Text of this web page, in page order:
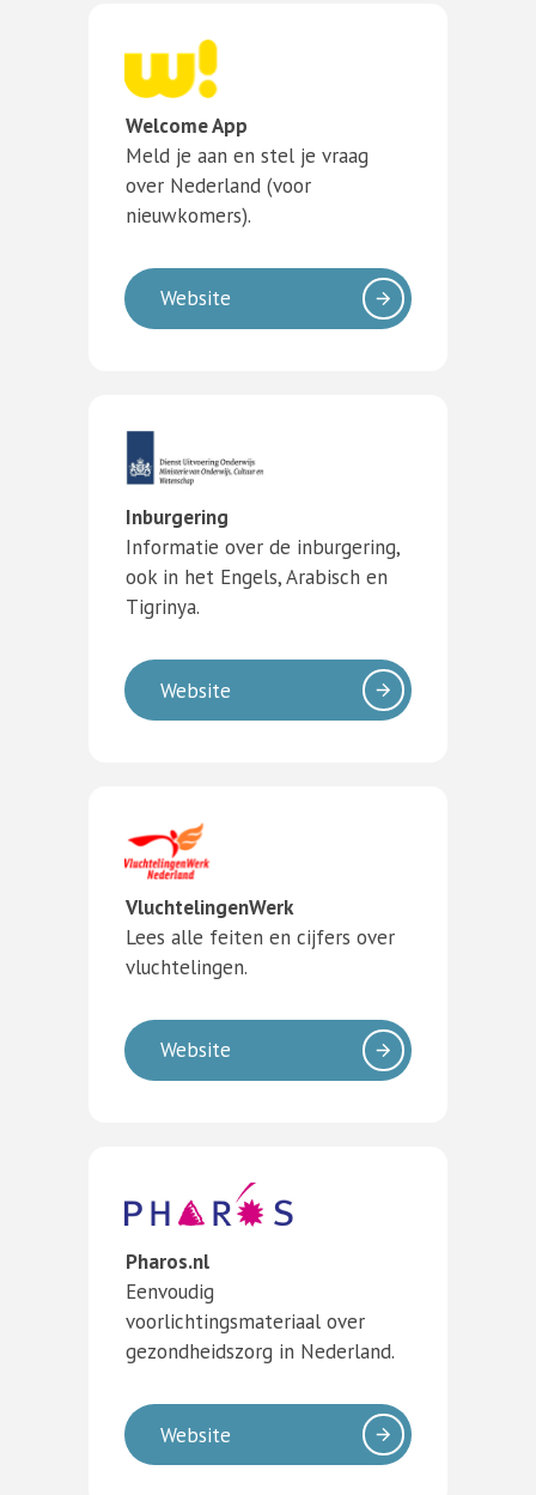
Welcome App
Meld je aan en stel je vraag
over Nederland (voor
nieuwkomers).
Website
Inburgering
Informatie over de inburgering,
ook in het Engels, Arabisch en
Tigrinya.
Website
VluchtelingenWerk
Lees alle feiten en cijfers over
vluchtelingen.
Website
Pharos.nl
Eenvoudig
voorlichtingsmateriaal over
gezondheidszorg in Nederland.
Website